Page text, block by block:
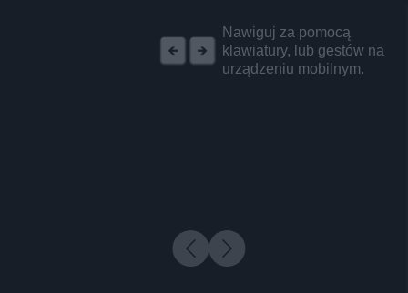
Nawiguj za pomocą
klawiatury, lub gestów na
urządzeniu mobilnym.